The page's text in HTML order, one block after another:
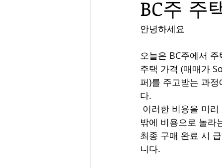
BC주 주
안녕하세요
오늘은 BC주에서
주택 가격 (매매가
퍼)를 주고받는 과
다.
밖에 비용으로 놀라
최종 구매 완료 시
니다.